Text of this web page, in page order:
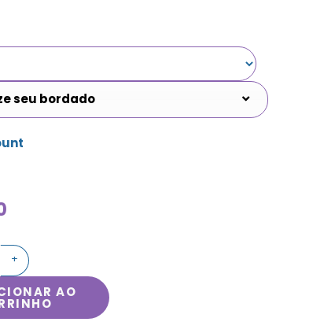
seu bordado
+
AO